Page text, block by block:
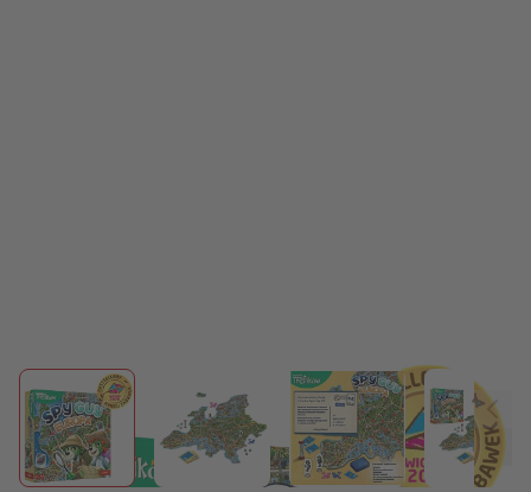
View larger imageView larger imageView larger image